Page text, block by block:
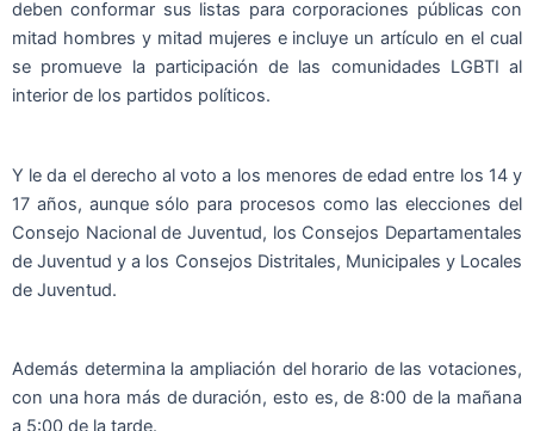
deben conformar sus listas para corporaciones públicas con
mitad hombres y mitad mujeres e incluye un artículo en el cual
se promueve la participación de las comunidades LGBTI al
interior de los partidos políticos.
Y le da el derecho al voto a los menores de edad entre los 14 y
17 años, aunque sólo para procesos como las elecciones del
Consejo Nacional de Juventud, los Consejos Departamentales
de Juventud y a los Consejos Distritales, Municipales y Locales
de Juventud.
Además determina la ampliación del horario de las votaciones,
con una hora más de duración, esto es, de 8:00 de la mañana
a 5:00 de la tarde.